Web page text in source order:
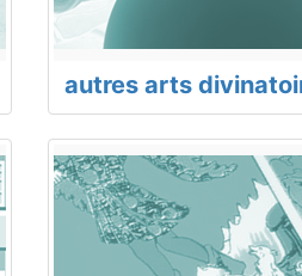
autres arts